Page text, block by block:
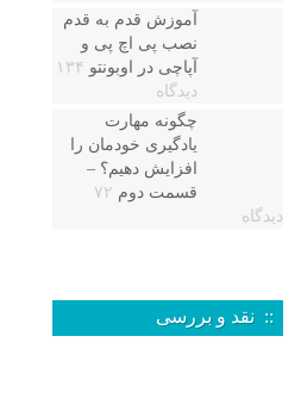
آموزش قدم به قدم
نصب پی اچ پی و
آپاچی در اوبونتو ۱۳۴
دیدگاه
چگونه مهارت
یادگیری خودمان را
افزایش دهیم؟ –
قسمت دوم ۷۲
دیدگاه
:: نقد و بررسی